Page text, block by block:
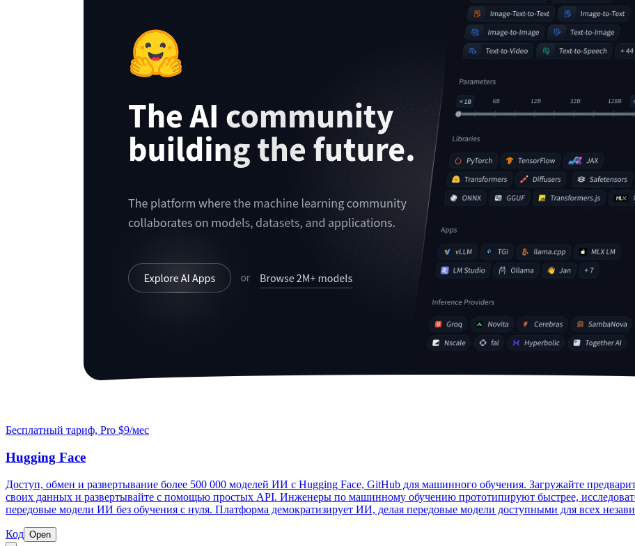
Бесплатный тариф, Pro $9/мес
Hugging Face
Доступ, обмен и развертывание более 500 000 моделей ИИ с Hugging Face, GitHub для машинного обучения. Загружайте
своих данных и развертывайте с помощью простых API. Инженеры по машинному обучению прототипируют быстрее,
передовые модели ИИ без обучения с нуля. Платформа демократизирует ИИ, делая передовые модели доступными для всех
Код Open